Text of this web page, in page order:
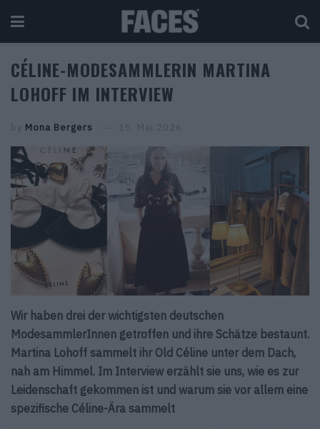
CÉLINE-MODESAMMLERIN MARTINA
LOHOFF IM INTERVIEW
by Mona Bergers 15. Mai 2026
Wir haben drei der wichtigsten deutschen
ModesammlerInnen getroffen und ihre Schätze bestaunt.
Martina Lohoff sammelt ihr Old Céline unter dem Dach,
nah am Himmel. Im Interview erzählt sie uns, wie es zur
Leidenschaft gekommen ist und warum sie vor allem eine
spezifische Céline-Ära sammelt